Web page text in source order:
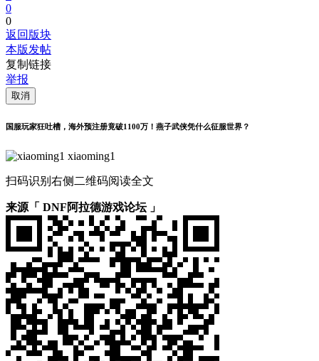
0
0
返回版块
本版发帖
复制链接
举报
取消
国服玩家狂吐槽，海外预注册竟破1100万！燕子武侠凭什么征服世界？
xiaoming1
扫码识别右侧二维码阅读全文
来源「 DNF阿拉德游戏论坛 」